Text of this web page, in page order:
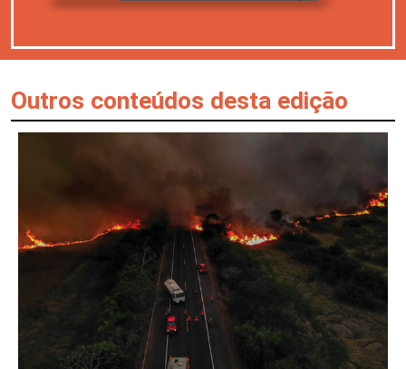
Outros conteúdos desta edição